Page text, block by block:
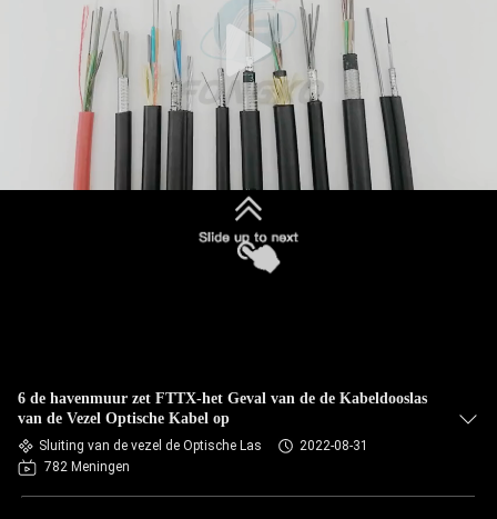
6 de havenmuur zet FTTX-het Geval van de de Kabeldooslas
van de Vezel Optische Kabel op
Sluiting van de vezel de Optische Las
2022-08-31
782 Meningen